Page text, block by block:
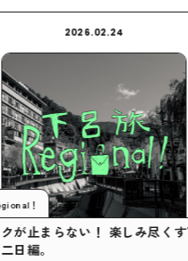
！ 楽しみ尽くす下呂